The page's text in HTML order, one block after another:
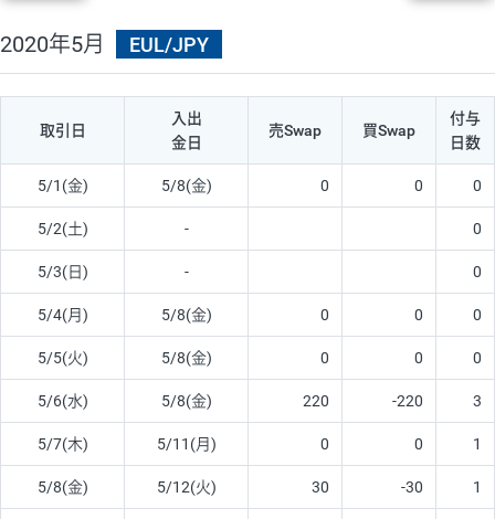
2020年5月 EUL/JPY
取引日
入出
金日
売Swap 買Swap
付与
日数
5/1(金) 5/8(金) 0 0 0
5/2(土) - 0
5/3(日) - 0
5/4(月) 5/8(金) 0 0 0
5/5(火) 5/8(金) 0 0 0
5/6(水) 5/8(金) 220 -220 3
5/7(木) 5/11(月) 0 0 1
5/8(金) 5/12(火) 30 -30 1